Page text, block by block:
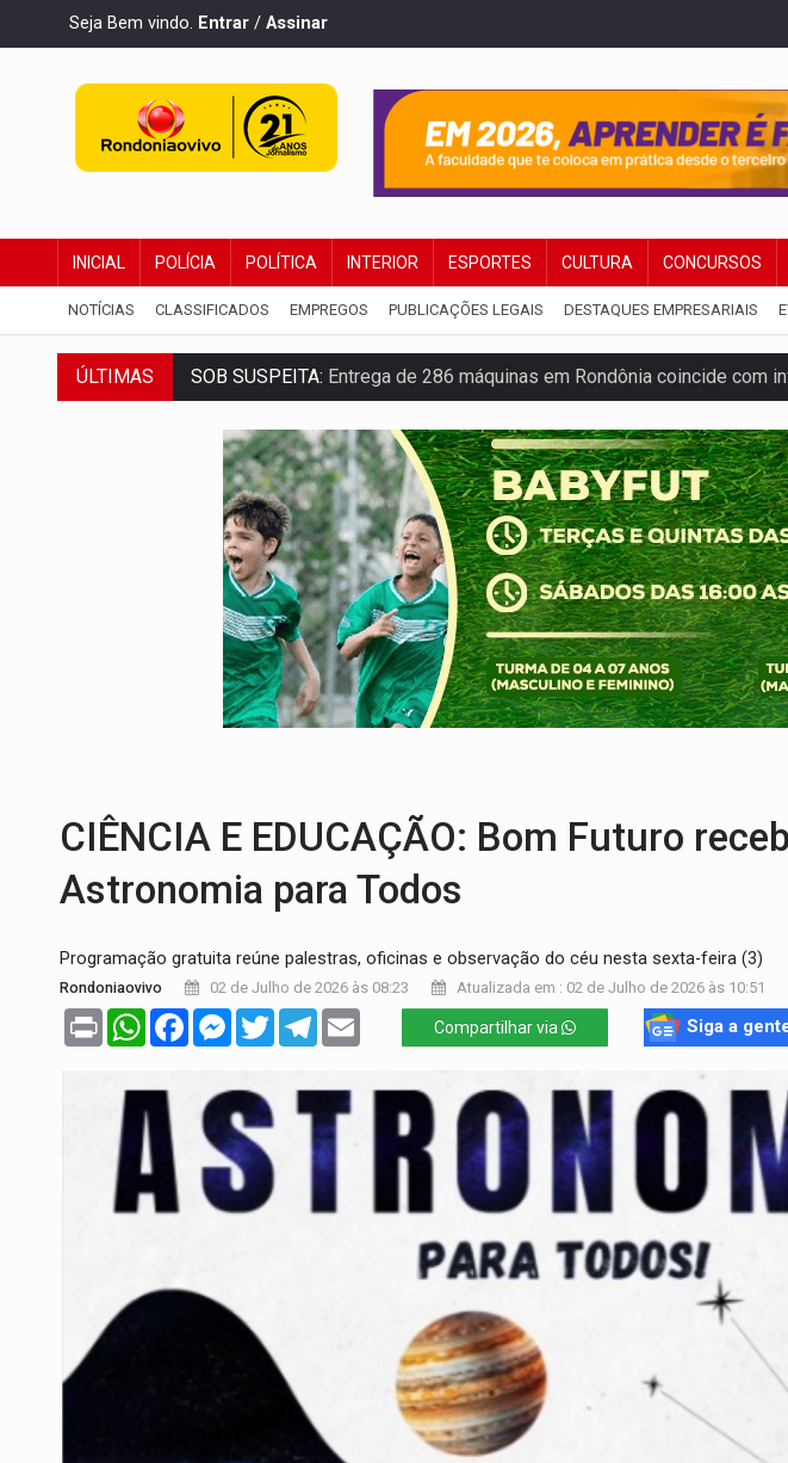
Seja Bem vindo. Entrar / Assinar
INICIAL POLÍCIA POLÍTICA INTERIOR ESPORTES CULTURA CONCURSOS
NOTÍCIAS CLASSIFICADOS EMPREGOS PUBLICAÇÕES LEGAIS DESTAQUES EMPRESARIAIS
ÚLTIMAS
SOB SUSPEITA:Entrega de 286 máquinas em Rondônia coincide com
ARTIGO:Reter até 50% no distrato imobiliário é legal, mas não pode
DO HOSPITAL AO CAMPO:Veja as mais de 200 ações de Marcos
EXPANSÃO:Grupo Nova Era amplia presença em PVH e transforma
ROTA GLOBAL:PCC amplia presença internacional e transforma Brasil
CONEXÃO RONDONIAOVIVO:Museólogo Antônio Ocampo conduz a
EXTENSÃO DE DANOS:Ferroviários pedem ao Iphan recuperação de
VARIANDO O CARDÁPIO:Veja essa receita de carne assada para o
PREJUÍZO AOS ESTUDANTES:Greve dos professores em PVH é
CIÊNCIA E EDUCAÇÃO: Bom Futuro
Astronomia para Todos
Programação gratuita reúne palestras, oficinas e observação do céu nesta sexta-feira (3)
Rondoniaovivo 02 de Julho de 2026 às 08:23 Atualizada em : 02 de Julho de 2026 às 10:51
Print WhatsAppFacebookMessenger
TwitterTelegram Compartilhar via Siga a